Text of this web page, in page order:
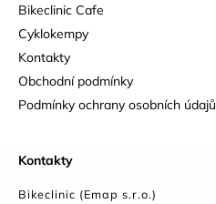
Bikeclinic Cafe
Cyklokempy
Kontakty
Obchodní podmínky
Podmínky ochrany osobních údajů
Kontakty
Bikeclinic (Emap s.r.o.)